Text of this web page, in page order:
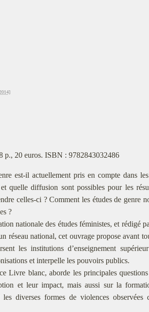
p., 20 euros. ISBN : 9782843032486
est-il actuellement pris en compte dans
quelle diffusion sont possibles pour les
celles-ci ? Comment les études de genre
?
nationale des études féministes, et rédigé
réseau national, cet ouvrage propose avant
les institutions d’enseignement
et interpelle les pouvoirs publics.
Livre blanc, aborde les principales
et leur impact, mais aussi sur la
les diverses formes de violences observées